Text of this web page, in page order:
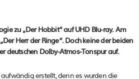
zu „Der Hobbit“ auf UHD Blu-ray. Am
Herr der Ringe“. Doch keine der beiden
deutschen Dolby-Atmos-Tonspur auf.
erstellt, denn es wurden die